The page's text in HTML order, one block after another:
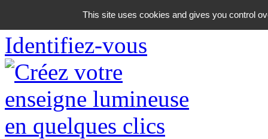
06 18 42 08 59
Identifiez-vous
This site uses cookies and gives you control